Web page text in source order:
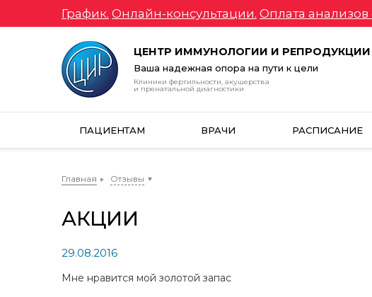
График. Онлайн-консультации. Оплата анализов
ЦЕНТР ИММУНОЛОГИИ И РЕПРОДУКЦИИ
Ваша надежная опора на пути к цели
Клиники фертильности, акушерства
и пренатальной диагностики
ПАЦИЕНТАМ ВРАЧИ РАСПИСАНИЕ
Главная Отзывы
АКЦИИ
29.08.2016
Мне нравится мой золотой запас